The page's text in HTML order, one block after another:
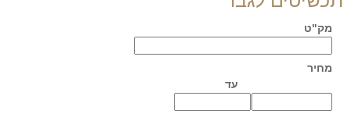
מק"ט
מחיר
עד